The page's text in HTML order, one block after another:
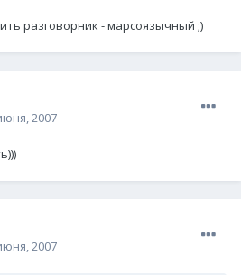
разговорник - марсоязычный ;)
2007
2007